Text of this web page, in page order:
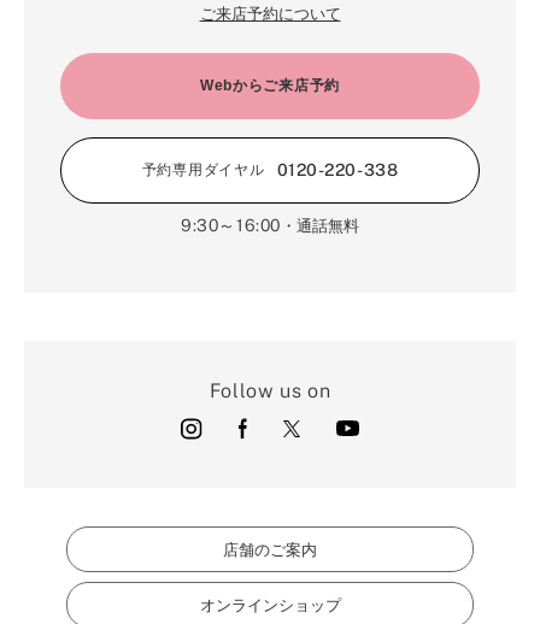
ご来店予約について
Webからご来店予約
予約専用ダイヤル 0120-220-338
9:30～16:00 ・通話無料
Follow us on
店舗のご案内
オンラインショップ